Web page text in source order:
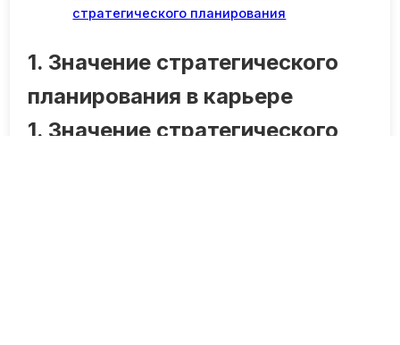
стратегического планирования
1. Значение стратегического
планирования в карьере
1. Значение стратегического